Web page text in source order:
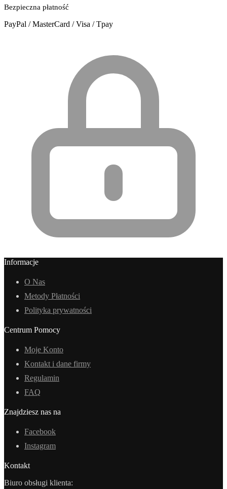
Bezpieczna płatność
PayPal / MasterCard / Visa / Tpay
Informacje
O Nas
Metody Płatności
Polityka prywatności
Centrum Pomocy
Moje Konto
Kontakt i dane firmy
Regulamin
FAQ
Znajdziesz nas na
Facebook
Instagram
Kontakt
Biuro obsługi klienta: